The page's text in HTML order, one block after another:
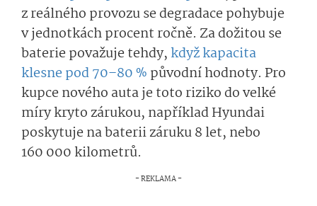
z reálného provozu se degradace pohybuje
v jednotkách procent ročně. Za dožitou se
baterie považuje tehdy, když kapacita
klesne pod 70–80 % původní hodnoty. Pro
kupce nového auta je toto riziko do velké
míry kryto zárukou, například Hyundai
poskytuje na baterii záruku 8 let, nebo
160 000 kilometrů.